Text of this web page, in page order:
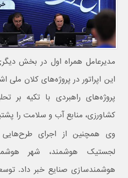
مدیرعامل همراه اول در بخش
این اپراتور در پروژه‌های کلان
پروژه‌های راهبردی با تکیه بر
کشاورزی، منابع آب و سلامت را
وی همچنین از اجرای طرح‌هایی
لجستیک هوشمند، شهر
هوشمندسازی صنایع خبر داد.